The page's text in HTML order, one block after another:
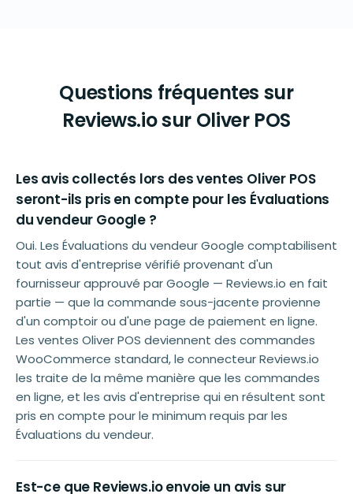
Questions fréquentes sur
Reviews.io sur Oliver POS
Les avis collectés lors des ventes Oliver POS
seront-ils pris en compte pour les Évaluations
du vendeur Google ?
Oui. Les Évaluations du vendeur Google comptabilisent
tout avis d'entreprise vérifié provenant d'un
fournisseur approuvé par Google — Reviews.io en fait
partie — que la commande sous-jacente provienne
d'un comptoir ou d'une page de paiement en ligne.
Les ventes Oliver POS deviennent des commandes
WooCommerce standard, le connecteur Reviews.io
les traite de la même manière que les commandes
en ligne, et les avis d'entreprise qui en résultent sont
pris en compte pour le minimum requis par les
Évaluations du vendeur.
Est-ce que Reviews.io envoie un avis sur